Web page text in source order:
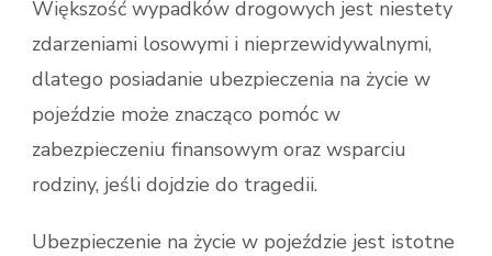
Większość wypadków drogowych jest niestety
zdarzeniami losowymi i nieprzewidywalnymi,
dlatego posiadanie ubezpieczenia na życie w
pojeździe może znacząco pomóc w
zabezpieczeniu finansowym oraz wsparciu
rodziny, jeśli dojdzie do tragedii.
Ubezpieczenie na życie w pojeździe jest istotne